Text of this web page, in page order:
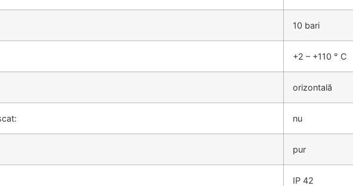
10 bari
+2 – +110 ° С
orizontală
nu
pur
IP 42